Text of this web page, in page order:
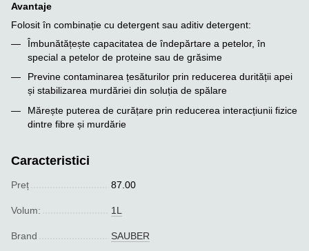
Avantaje
Folosit în combinație cu detergent sau aditiv detergent:
Îmbunătățește capacitatea de îndepărtare a petelor, în
special a petelor de proteine ​​sau de grăsime
Previne contaminarea țesăturilor prin reducerea durității apei
și stabilizarea murdăriei din soluția de spălare
Mărește puterea de curățare prin reducerea interacțiunii fizice
dintre fibre și murdărie
Caracteristici
Preț 87.00
Volum: 1L
Brand SAUBER